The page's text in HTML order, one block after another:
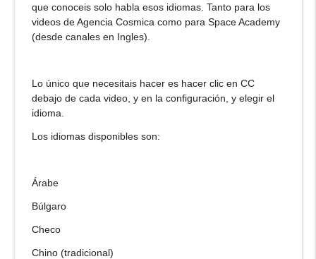
que conoceis solo habla esos idiomas. Tanto para los
videos de Agencia Cosmica como para Space Academy
(desde canales en Ingles).
Lo único que necesitais hacer es hacer clic en CC
debajo de cada video, y en la configuración, y elegir el
idioma.
Los idiomas disponibles son:
Árabe
Búlgaro
Checo
Chino (tradicional)